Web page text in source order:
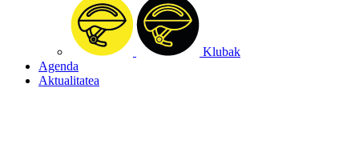
Klubak
Agenda
Aktualitatea